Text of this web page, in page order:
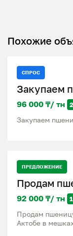
Похожие
СПРОС
Закупаем
96 000 ₸/ тн
ПРЕДЛОЖЕНИЕ
Продам
92 000 ₸/ тн
Продам
Актобе в